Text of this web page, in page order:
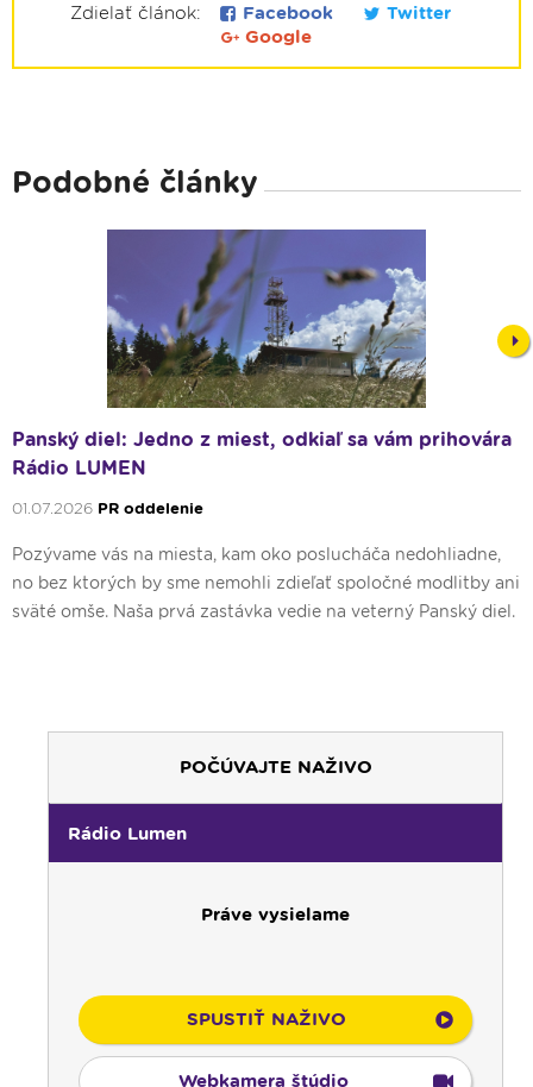
Zdielať článok: Facebook
Twitter
Google
Podobné články
Panský diel: Jedno z miest, odkiaľ sa vám prihovára
Rádio LUMEN
01.07.2026 PR oddelenie
Pozývame vás na miesta, kam oko poslucháča nedohliadne,
no bez ktorých by sme nemohli zdieľať spoločné modlitby ani
sväté omše. Naša prvá zastávka vedie na veterný Panský diel.
POČÚVAJTE NAŽIVO
Rádio Lumen
Práve vysielame
SPUSTIŤ NAŽIVO
Webkamera štúdio